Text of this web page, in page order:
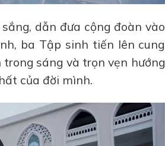
dẫn đưa cộng đoàn vào
ba Tập sinh tiến lên cung
sáng và trọn vẹn hướng
của đời mình.